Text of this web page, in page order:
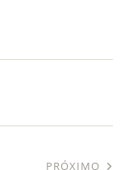
PRÓXIMO